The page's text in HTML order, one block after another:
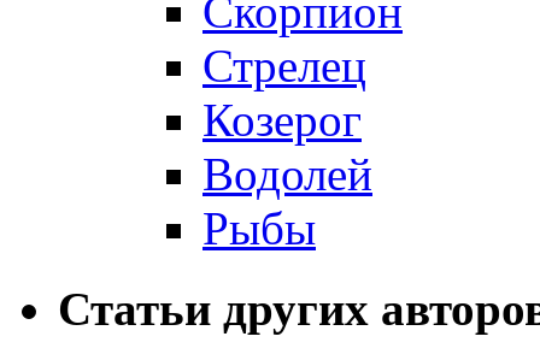
Скорпион
Стрелец
Козерог
Водолей
Рыбы
Статьи других